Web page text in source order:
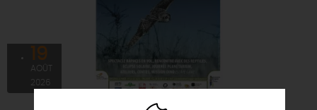
19
AOÛT
2026